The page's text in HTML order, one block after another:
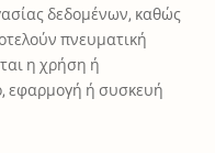
δεδομένων, καθώς
πνευματική
η χρήση ή
εφαρμογή ή συσκευή